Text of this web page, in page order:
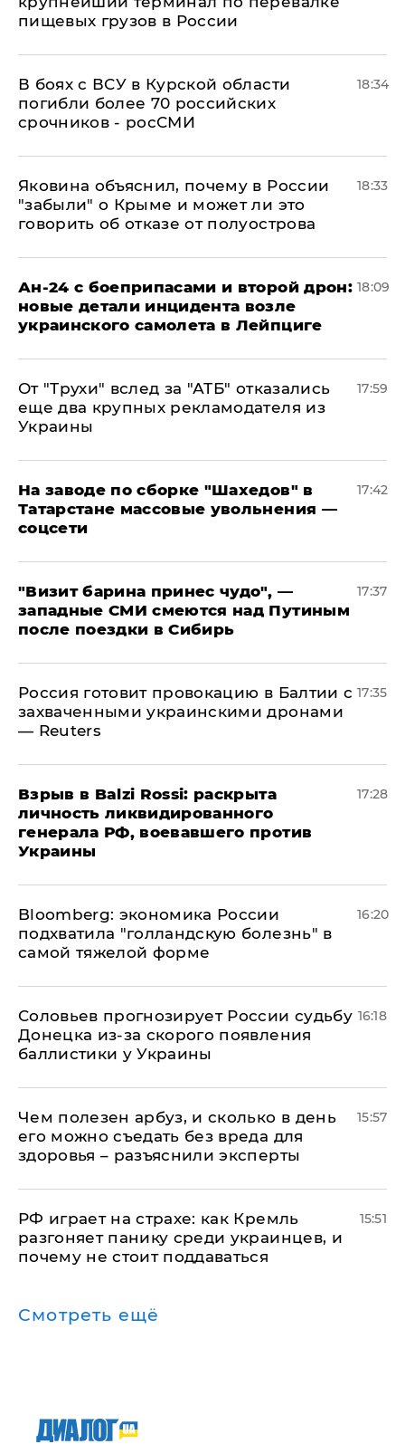
пищевых грузов в России
В боях с ВСУ в Курской области
погибли более 70 российских
срочников - росСМИ
18:34
Яковина объяснил, почему в России
"забыли" о Крыме и может ли это
говорить об отказе от полуострова
18:33
Ан-24 с боеприпасами и второй дрон:
новые детали инцидента возле
украинского самолета в Лейпциге
18:09
От "Трухи" вслед за "АТБ" отказались
еще два крупных рекламодателя из
Украины
17:59
На заводе по сборке "Шахедов" в
Татарстане массовые увольнения —
соцсети
17:42
"Визит барина принес чудо", —
западные СМИ смеются над Путиным
после поездки в Сибирь
17:37
​Россия готовит провокацию в Балтии с
захваченными украинскими дронами
— Reuters
17:35
​Взрыв в Balzi Rossi: раскрыта
личность ликвидированного
генерала РФ, воевавшего против
Украины
17:28
Bloomberg: экономика России
подхватила "голландскую болезнь" в
самой тяжелой форме
16:20
Соловьев прогнозирует России судьбу
Донецка из-за скорого появления
баллистики у Украины
16:18
Чем полезен арбуз, и сколько в день
его можно съедать без вреда для
здоровья – разъяснили эксперты
15:57
РФ играет на страхе: как Кремль
разгоняет панику среди украинцев, и
почему не стоит поддаваться
15:51
Смотреть ещё